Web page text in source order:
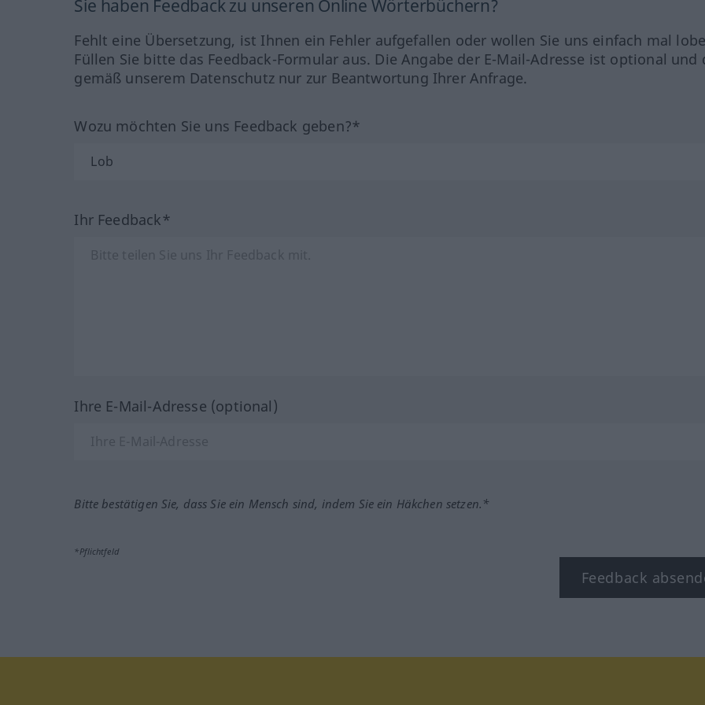
Sie haben Feedback zu unseren Online Wörterbüchern?
Fehlt eine Übersetzung, ist Ihnen ein Fehler aufgefallen oder wollen Sie uns einfach mal
Füllen Sie bitte das Feedback-Formular aus. Die Angabe der E-Mail-Adresse ist optional und
gemäß unserem Datenschutz nur zur Beantwortung Ihrer Anfrage.
Wozu möchten Sie uns Feedback geben?*
Ihr Feedback*
Ihre E-Mail-Adresse (optional)
Bitte bestätigen Sie, dass Sie ein Mensch sind, indem Sie ein Häkchen setzen.*
*Pflichtfeld
Feedback